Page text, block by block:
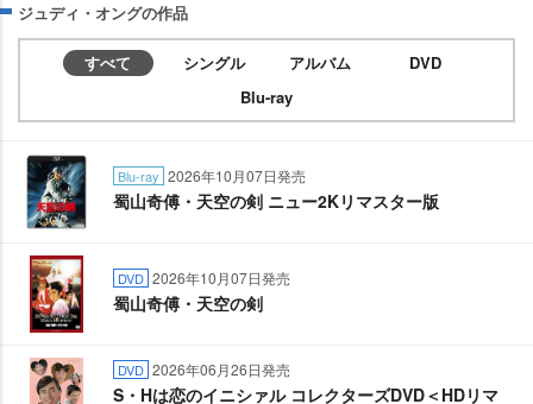
ジュディ・オングの作品
すべて シングル アルバム
DVD
Blu-ray
Blu-ray 2026年10月07日発売
蜀山奇傅・天空の剣 ニュー2Kリマスター版
DVD 2026年10月07日発売
蜀山奇傅・天空の剣
DVD 2026年06月26日発売
S・Hは恋のイニシァル コレクターズDVD＜HDリマ